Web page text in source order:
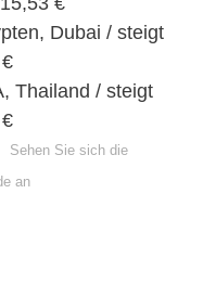
Dubai / steigt
Thailand / steigt
Sehen Sie sich die
an